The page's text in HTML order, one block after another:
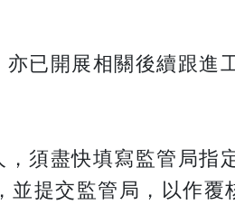
已開展相關後續跟
須盡快填寫監管局
提交監管局，以作覆